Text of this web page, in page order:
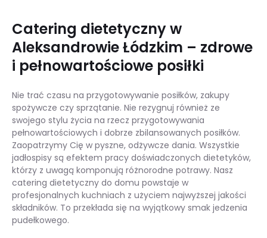
Catering dietetyczny w
Aleksandrowie Łódzkim – zdrowe
i pełnowartościowe posiłki
Nie trać czasu na przygotowywanie posiłków, zakupy
spożywcze czy sprzątanie. Nie rezygnuj również ze
swojego stylu życia na rzecz przygotowywania
pełnowartościowych i dobrze zbilansowanych posiłków.
Zaopatrzymy Cię w pyszne, odżywcze dania. Wszystkie
jadłospisy są efektem pracy doświadczonych dietetyków,
którzy z uwagą komponują różnorodne potrawy. Nasz
catering dietetyczny do domu powstaje w
profesjonalnych kuchniach z użyciem najwyższej jakości
składników. To przekłada się na wyjątkowy smak jedzenia
pudełkowego.